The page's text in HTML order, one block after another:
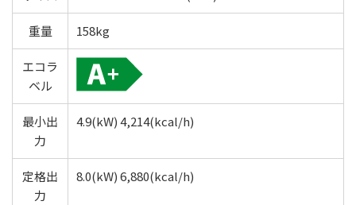
重量 158kg
エコラ
ベル
最小出
力
4.9(kW) 4,214(kcal/h)
定格出
力
8.0(kW) 6,880(kcal/h)